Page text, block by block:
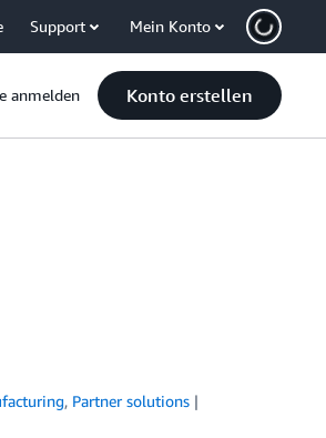
Support Mein Konto
anmelden Konto erstellen
, Partner solutions